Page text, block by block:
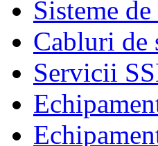
Sisteme
Cabluri de
Servicii